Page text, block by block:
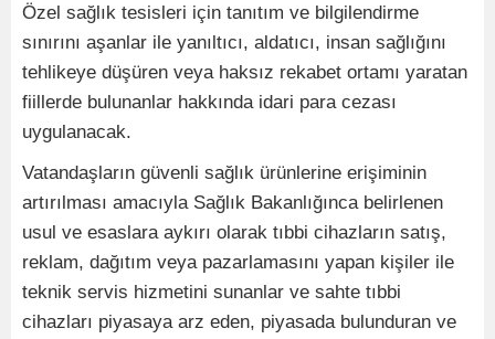
Özel sağlık tesisleri için tanıtım ve bilgilendirme
sınırını aşanlar ile yanıltıcı, aldatıcı, insan sağlığını
tehlikeye düşüren veya haksız rekabet ortamı yaratan
fiillerde bulunanlar hakkında idari para cezası
uygulanacak.
Vatandaşların güvenli sağlık ürünlerine erişiminin
artırılması amacıyla Sağlık Bakanlığınca belirlenen
usul ve esaslara aykırı olarak tıbbi cihazların satış,
reklam, dağıtım veya pazarlamasını yapan kişiler ile
teknik servis hizmetini sunanlar ve sahte tıbbi
cihazları piyasaya arz eden, piyasada bulunduran ve